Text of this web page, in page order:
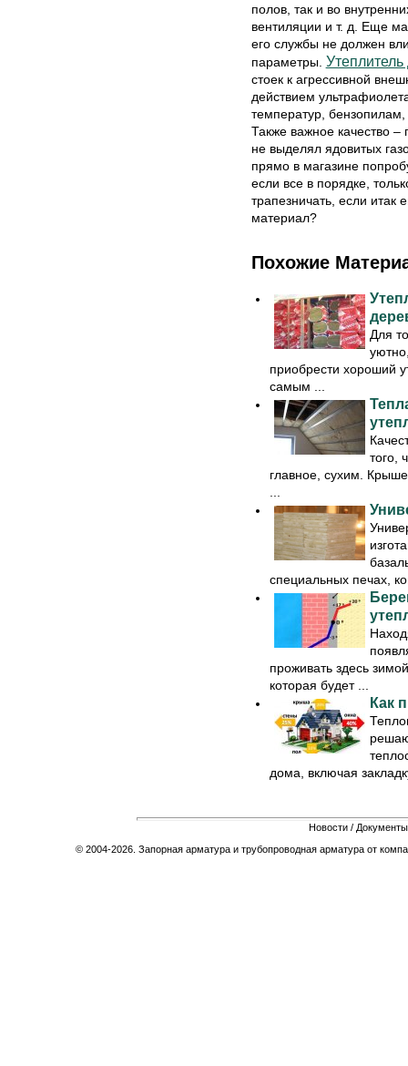
полов, так и во
вентиляции и т. д. Еще
его службы не должен
параметры. Утеплитель
стоек к агрессивной
действием
температур,
Также важное качество –
не выделял ядовитых
прямо в магазине
если все в порядке,
трапезничать, если
материал?
Похожие
Для
приобрести хороший
самым ...
того,
главное, сухим.
специальных печах,
проживать здесь
которая будет ...
Как
дома, включая
Новости / Документы
© 2004-2026. Запорная арматура и трубопроводная арматура от